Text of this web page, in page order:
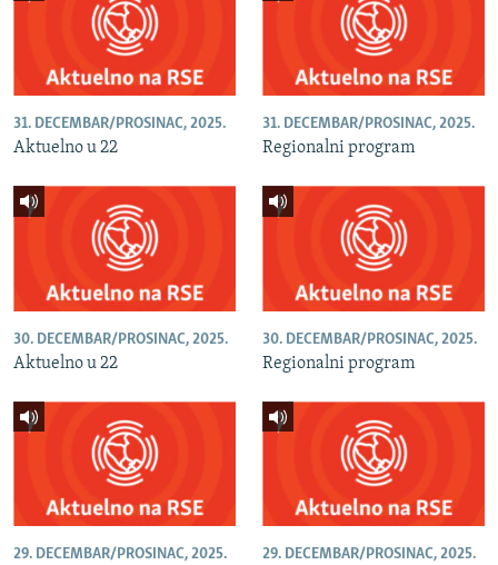
31. DECEMBAR/PROSINAC, 2025.
Aktuelno u 22
31. DECEMBAR/PROSINAC, 2025.
Regionalni program
30. DECEMBAR/PROSINAC, 2025.
Aktuelno u 22
30. DECEMBAR/PROSINAC, 2025.
Regionalni program
29. DECEMBAR/PROSINAC, 2025. 29. DECEMBAR/PROSINAC, 2025.